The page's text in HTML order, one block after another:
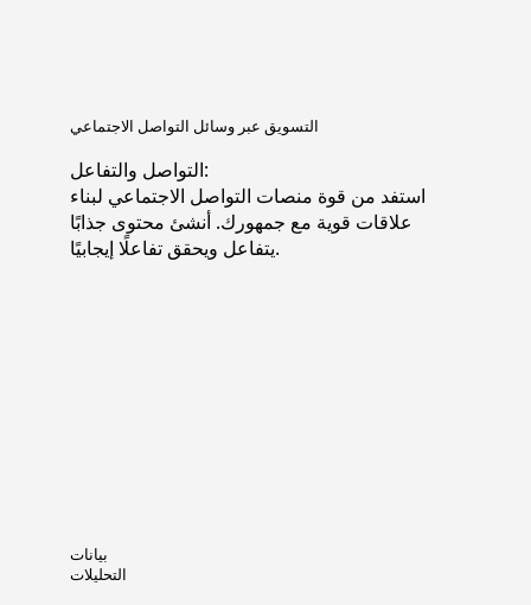
التسويق عبر وسائل التواصل الاجتماعي
التواصل والتفاعل:
استفد من قوة منصات التواصل الاجتماعي لبناء
علاقات قوية مع جمهورك. أنشئ محتوى جذابًا
يتفاعل ويحقق تفاعلًا إيجابيًا.
بيانات
التحليلات